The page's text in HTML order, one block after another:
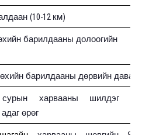
(10-12 км)
барилдааны долоогийн
барилдааны дөрвийн даваа
сурын харвааны шилдэг 16
өрөг